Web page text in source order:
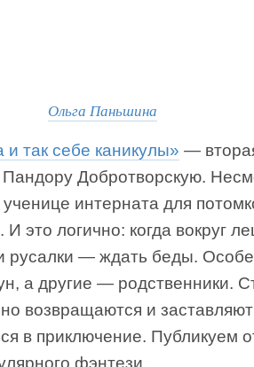
Ольга Паньшина
так себе каникулы» —
Пандору Добротворскую.
интерната для
И это логично: когда вокруг
русалки — ждать беды.
а другие — родственники.
возвращаются и
в приключение. Публикуем
фэнтези.